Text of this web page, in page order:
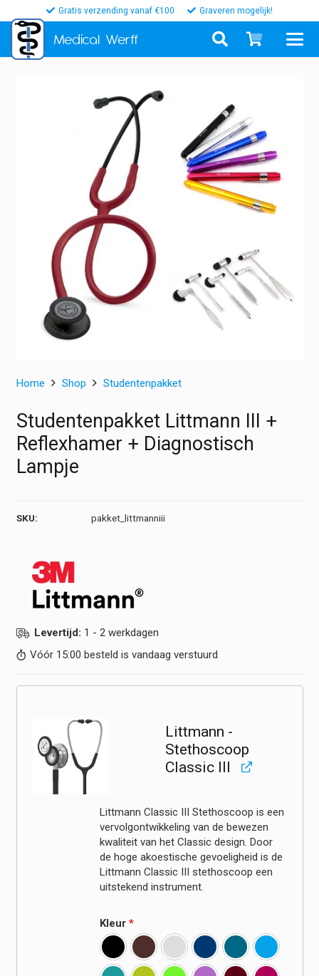
Gratis verzending vanaf €100 Graveren mogelijk!
Medical Werff
Home Shop Studentenpakket
Studentenpakket Littmann III +
Reflexhamer + Diagnostisch
Lampje
SKU: pakket_littmanniii
Levertijd: 1 - 2 werkdagen
Vóór 15:00 besteld is vandaag verstuurd
Littmann -
Stethoscoop
Classic III
Littmann Classic III Stethoscoop is een
vervolgontwikkeling van de bewezen
kwaliteit van het Classic design. Door
de hoge akoestische gevoeligheid is de
Littmann Classic III stethoscoop een
uitstekend instrument.
Kleur *